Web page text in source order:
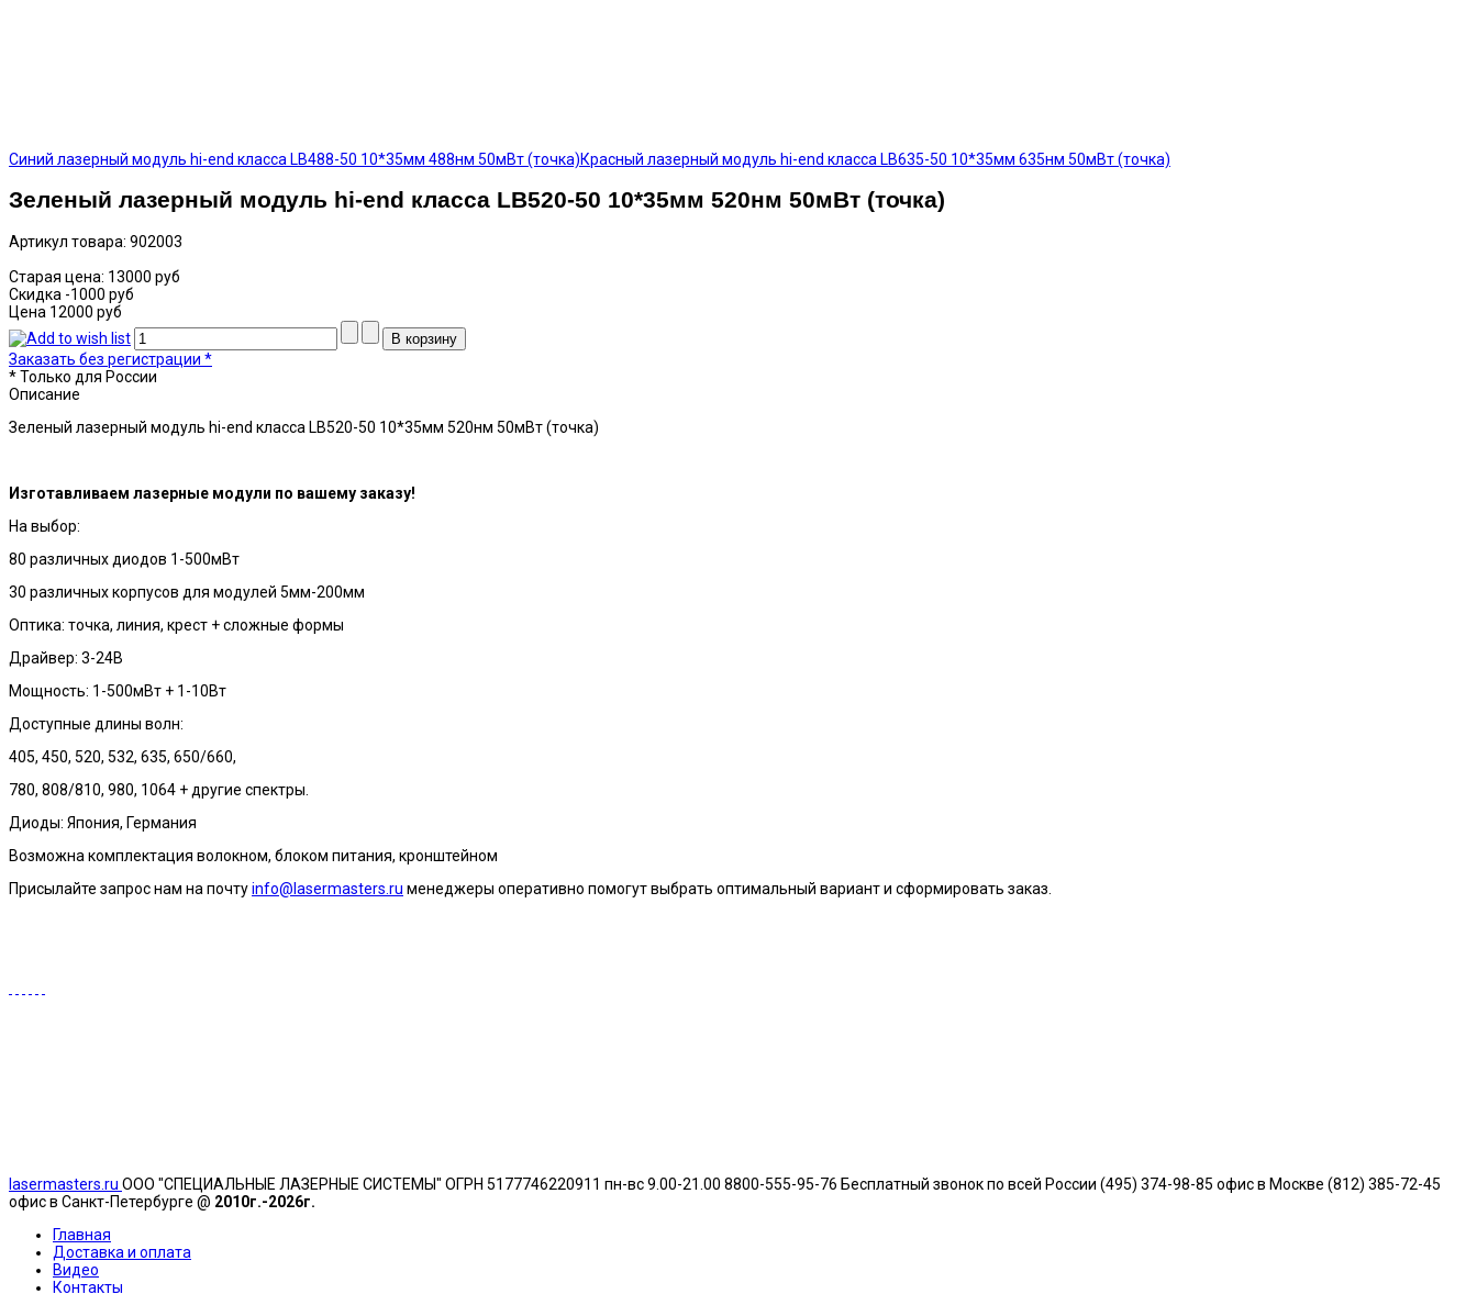
Синий лазерный модуль hi-end класса LB488-50 10*35мм 488нм 50мВт (точка)Красный лазерный модуль hi-end класса LB635-50 10*35мм 635нм 50мВт (точка)
Зеленый лазерный модуль hi-end класса LB520-50 10*35мм 520нм 50мВт (точка)
Артикул товара: 902003
Старая цена: 13000 руб
Скидка -1000 руб
Цена 12000 руб
Заказать без регистрации *
* Только для России
Описание
Зеленый лазерный модуль hi-end класса LB520-50 10*35мм 520нм 50мВт (точка)
Изготавливаем лазерные модули по вашему заказу!
На выбор:
80 различных диодов 1-500мВт
30 различных корпусов для модулей 5мм-200мм
Оптика: точка, линия, крест + сложные формы
Драйвер: 3-24В
Мощность: 1-500мВт + 1-10Вт
Доступные длины волн:
405, 450, 520, 532, 635, 650/660,
780, 808/810, 980, 1064 + другие спектры.
Диоды: Япония, Германия
Возможна комплектация волокном, блоком питания, кронштейном
Присылайте запрос нам на почтуinfo@lasermasters.ru менеджеры оперативно помогут выбрать оптимальный вариант и сформировать заказ.
lasermasters.ru ООО "СПЕЦИАЛЬНЫЕ ЛАЗЕРНЫЕ СИСТЕМЫ" ОГРН 5177746220911 пн-вс 9.00-21.00 8800-555-95-76 Бесплатный звонок по всей России (495) 374-98-85 офис в Москве (812) 385-72-45
офис в Санкт-Петербурге @ 2010г.-2026г.
Главная
Доставка и оплата
Видео
Контакты